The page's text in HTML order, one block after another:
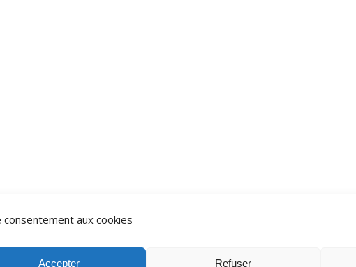
consentement aux cookies
Accepter Refuser